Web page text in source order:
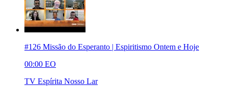
#126 Missão do Esperanto | Espiritismo Ontem e Hoje
00:00 EO
TV Espírita Nosso Lar